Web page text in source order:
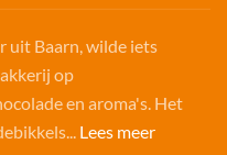
uit Baarn, wilde iets
op
en aroma's. Het
Lees meer